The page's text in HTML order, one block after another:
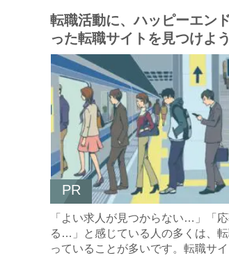
転職活動に、ハッピーエン
った転職サイトを見つけよう
PR
「よい求人が見つからない…」「
る…」と感じている人の多くは、
っていることが多いです。転職サ